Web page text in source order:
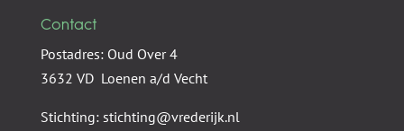
Contact
Postadres: Oud Over 4
3632 VD Loenen a/d Vecht
Stichting: stichting@vrederijk.nl